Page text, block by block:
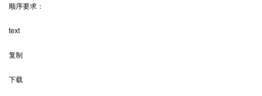
顺序要求：
text
复制
下载